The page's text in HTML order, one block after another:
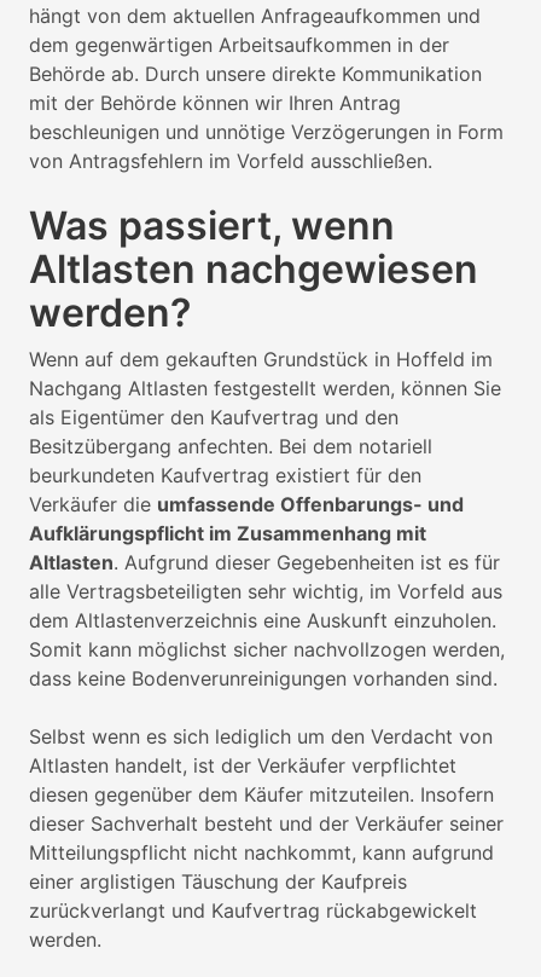
hängt von dem aktuellen Anfrageaufkommen und
dem gegenwärtigen Arbeitsaufkommen in der
Behörde ab. Durch unsere direkte Kommunikation
mit der Behörde können wir Ihren Antrag
beschleunigen und unnötige Verzögerungen in Form
von Antragsfehlern im Vorfeld ausschließen.
Was passiert, wenn
Altlasten nachgewiesen
werden?
Wenn auf dem gekauften Grundstück in Hoffeld im
Nachgang Altlasten festgestellt werden, können Sie
als Eigentümer den Kaufvertrag und den
Besitzübergang anfechten. Bei dem notariell
beurkundeten Kaufvertrag existiert für den
Verkäufer die umfassende Offenbarungs- und
Aufklärungspflicht im Zusammenhang mit
Altlasten. Aufgrund dieser Gegebenheiten ist es für
alle Vertragsbeteiligten sehr wichtig, im Vorfeld aus
dem Altlastenverzeichnis eine Auskunft einzuholen.
Somit kann möglichst sicher nachvollzogen werden,
dass keine Bodenverunreinigungen vorhanden sind.
Selbst wenn es sich lediglich um den Verdacht von
Altlasten handelt, ist der Verkäufer verpflichtet
diesen gegenüber dem Käufer mitzuteilen. Insofern
dieser Sachverhalt besteht und der Verkäufer seiner
Mitteilungspflicht nicht nachkommt, kann aufgrund
einer arglistigen Täuschung der Kaufpreis
zurückverlangt und Kaufvertrag rückabgewickelt
werden.